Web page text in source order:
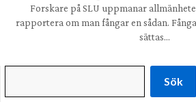
Forskare på SLU uppmanar
rapportera om man fångar en sådan.
sättas…
Sök